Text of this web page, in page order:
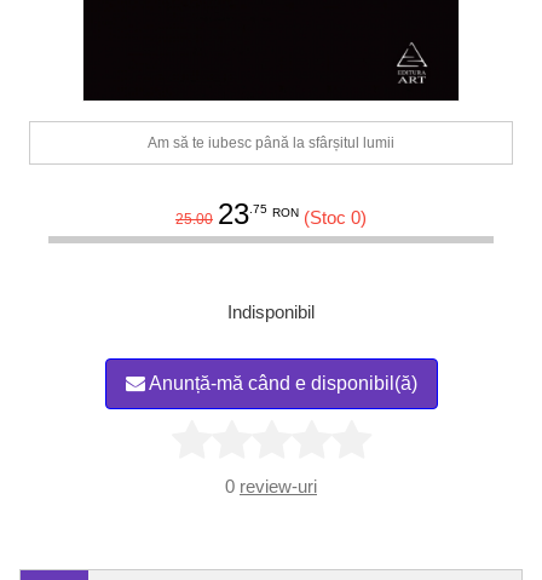
Am să te iubesc până la sfârșitul lumii
25.00 23.75 RON (Stoc 0)
Indisponibil
Anunță-mă când e disponibil(ă)
0 review-uri